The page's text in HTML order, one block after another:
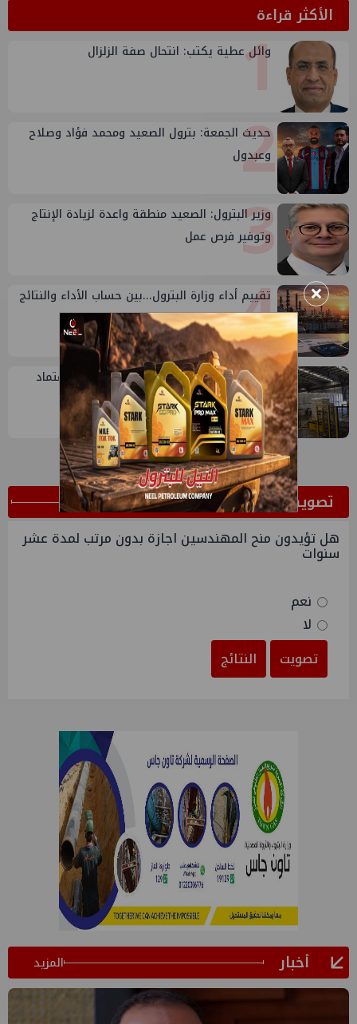
الأكثر قراءة1
وائل عطية يكتب: انتحال صفة الزلزال
2
حديث الجمعة: بترول الصعيد ومحمد فؤاد وصلاح
وعبدول
3
وزير البترول: الصعيد منطقة واعدة لزيادة الإنتاج
وتوفير فرص عمل
4
تقييم أداء وزارة البترول...بين حساب الأداء والنتائج
5
سيدبك تؤكد ريادتها في جودة الخامات باعتماد
عالمي جديد
ﺗﺼﻮﻳﺖ
هل تؤيدون منح المهندسين اجازة بدون مرتب لمدة عشر
سنوات
نعم
لا
تصويت
النتائج
أخبار المزيد
×